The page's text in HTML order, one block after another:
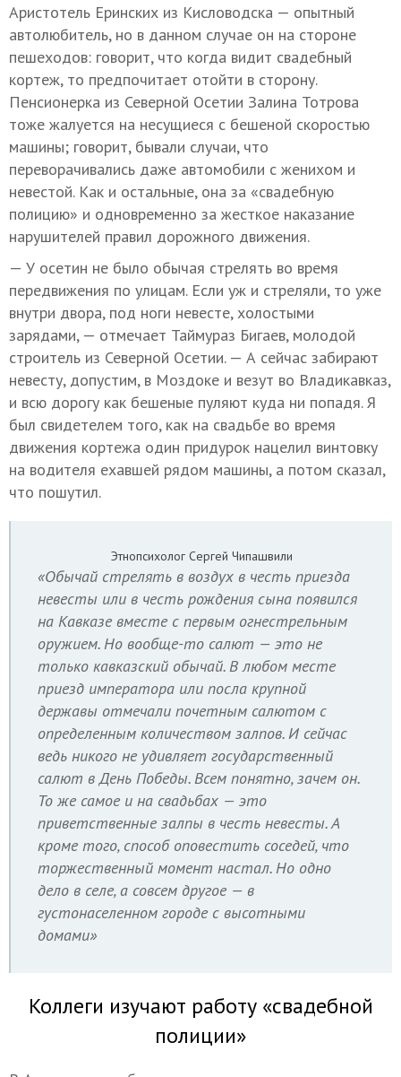
Аристотель Еринских из Кисловодска — опытный
автолюбитель, но в данном случае он на стороне
пешеходов: говорит, что когда видит свадебный
кортеж, то предпочитает отойти в сторону.
Пенсионерка из Северной Осетии Залина Тотрова
тоже жалуется на несущиеся с бешеной скоростью
машины; говорит, бывали случаи, что
переворачивались даже автомобили с женихом и
невестой. Как и остальные, она за «свадебную
полицию» и одновременно за жесткое наказание
нарушителей правил дорожного движения.
— У осетин не было обычая стрелять во время
передвижения по улицам. Если уж и стреляли, то уже
внутри двора, под ноги невесте, холостыми
зарядами, — отмечает Таймураз Бигаев, молодой
строитель из Северной Осетии. — А сейчас забирают
невесту, допустим, в Моздоке и везут во Владикавказ,
и всю дорогу как бешеные пуляют куда ни попадя. Я
был свидетелем того, как на свадьбе во время
движения кортежа один придурок нацелил винтовку
на водителя ехавшей рядом машины, а потом сказал,
что пошутил.
Этнопсихолог Сергей Чипашвили
«Обычай стрелять в воздух в честь приезда
невесты или в честь рождения сына появился
на Кавказе вместе с первым огнестрельным
оружием. Но вообще-то салют — это не
только кавказский обычай. В любом месте
приезд императора или посла крупной
державы отмечали почетным салютом с
определенным количеством залпов. И сейчас
ведь никого не удивляет государственный
салют в День Победы. Всем понятно, зачем он.
То же самое и на свадьбах — это
приветственные залпы в честь невесты. А
кроме того, способ оповестить соседей, что
торжественный момент настал. Но одно
дело в селе, а совсем другое — в
густонаселенном городе с высотными
домами»
Коллеги изучают работу «свадебной
полиции»